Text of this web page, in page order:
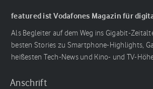
featured ist Vodafones Magazin für
Als Begleiter auf dem Weg ins Gigabit-
besten Stories zu Smartphone-Highlights,
heißesten Tech-News und Kino- und TV-
Anschrift